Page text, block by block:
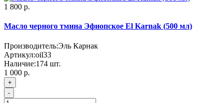
1 800 р.
Масло черного тмина Эфиопское El Karnak (500 мл)
Производитель:Эль Карнак
Артикул:oil33
Наличие:174 шт.
1 000 р.
+
-